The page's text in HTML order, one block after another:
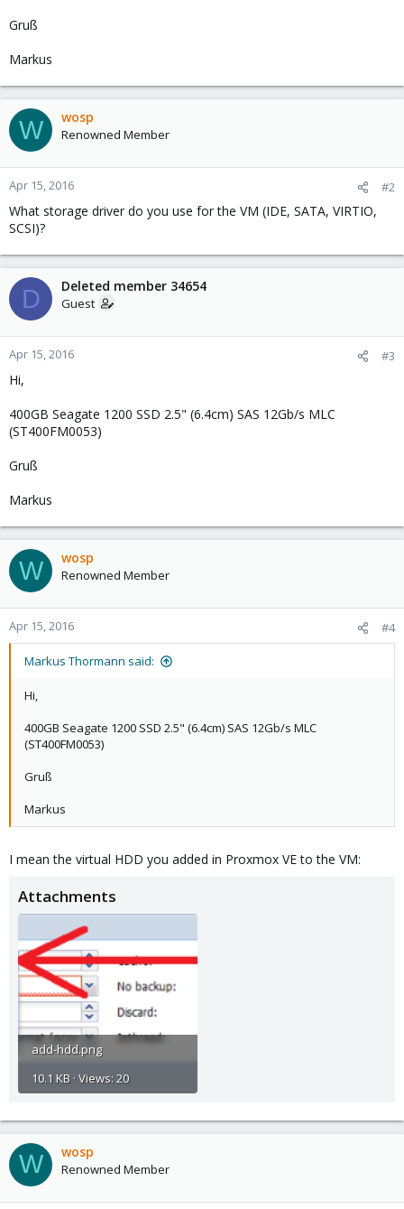
Gruß
Markus
W wosp
Renowned Member
Apr 15, 2016 #2
What storage driver do you use for the VM (IDE, SATA, VIRTIO,
SCSI)?
D Deleted member 34654
Guest
Apr 15, 2016 #3
Hi,
400GB Seagate 1200 SSD 2.5" (6.4cm) SAS 12Gb/s MLC
(ST400FM0053)
Gruß
Markus
W wosp
Renowned Member
Apr 15, 2016 #4
Markus Thormann said:
Hi,
400GB Seagate 1200 SSD 2.5" (6.4cm) SAS 12Gb/s MLC
(ST400FM0053)
Gruß
Markus
I mean the virtual HDD you added in Proxmox VE to the VM:
Attachments
add-hdd.png
10.1 KB · Views: 20
W wosp
Renowned Member